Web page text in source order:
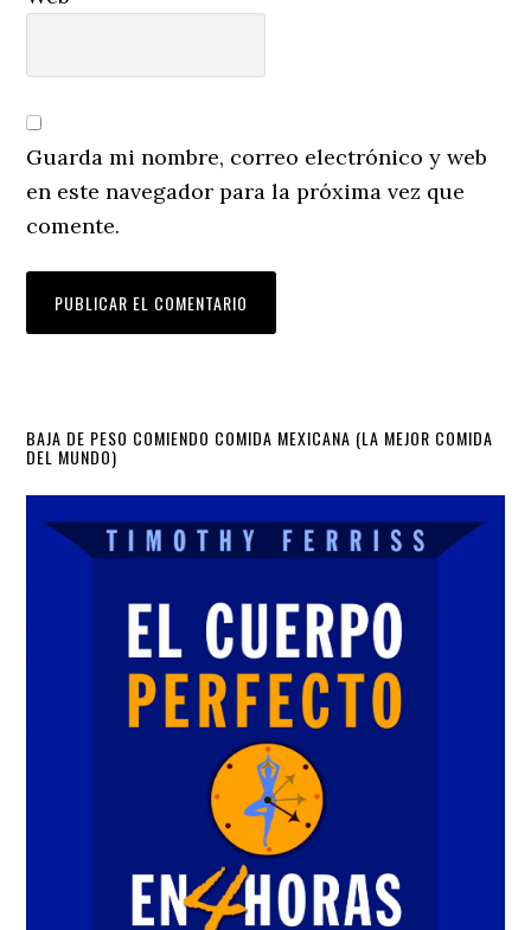
Guarda mi nombre, correo electrónico y web
en este navegador para la próxima vez que
comente.
Primary
Sidebar
BAJA DE PESO COMIENDO COMIDA MEXICANA (LA MEJOR COMIDA
DEL MUNDO)